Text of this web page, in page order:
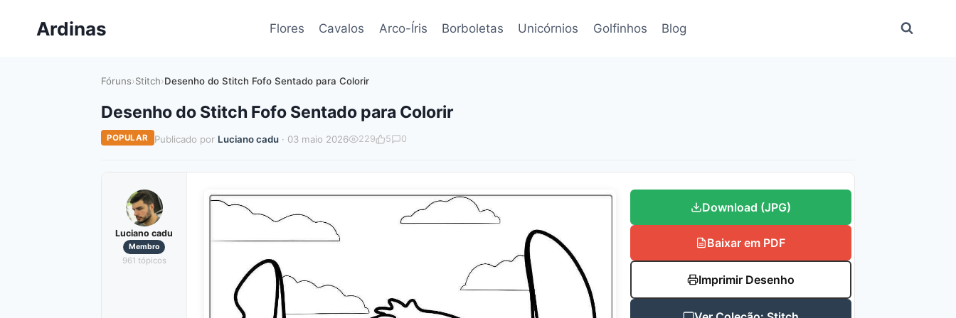
Ardinas Flores Cavalos Arco-Íris Borboletas Unicórnios Golfinhos Blog
Fóruns›Stitch›Desenho do Stitch Fofo Sentado para Colorir
Desenho do Stitch Fofo Sentado para Colorir
POPULAR Publicado por Luciano cadu· 03 maio 2026 229 5 0
Luciano cadu
Membro
961 tópicos
Download (JPG)
Baixar em PDF
Imprimir Desenho